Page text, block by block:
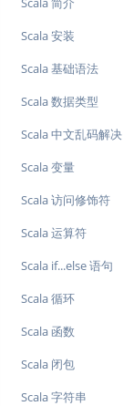
Scala 安装
Scala 基础语法
Scala 数据类型
Scala 中文乱码解决
Scala 变量
Scala 访问修饰符
Scala 运算符
Scala if...else 语句
Scala 循环
Scala 函数
Scala 闭包
Scala 字符串